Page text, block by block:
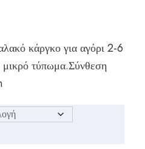
κάργκο για αγόρι 2-6
τύπωμα.Σύνθεση